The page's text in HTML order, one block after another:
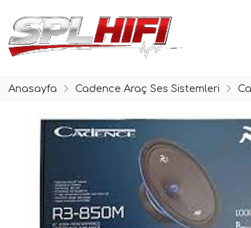
Anasayfa Cadence Araç Ses Sistemleri